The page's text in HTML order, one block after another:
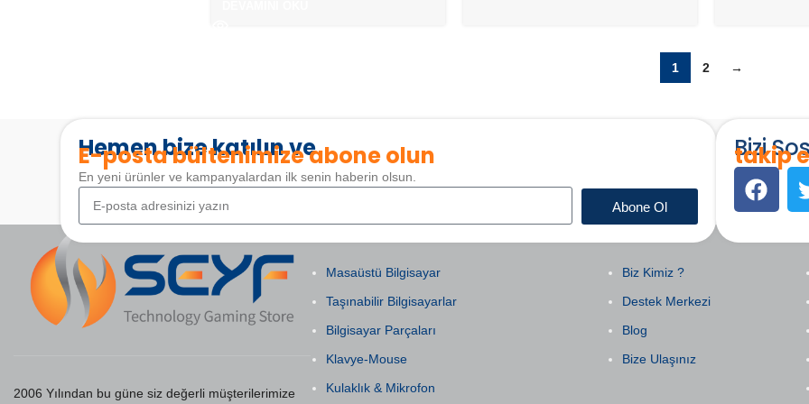
1 2 →
Hemen bize katılın ve
E-posta bültenimize abone olun
En yeni ürünler ve kampanyalardan ilk senin haberin olsun.
Abone Ol
Bizi
takip
2006 Yılından bu güne siz değerli müşterilerimize
Masaüstü Bilgisayar
Taşınabilir Bilgisayarlar
Bilgisayar Parçaları
Klavye-Mouse
Kulaklık & Mikrofon
Biz Kimiz ?
Destek Merkezi
Blog
Bize Ulaşınız